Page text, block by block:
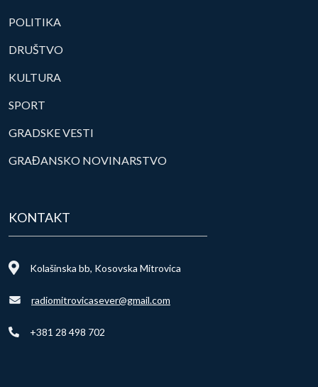
POLITIKA
DRUŠTVO
KULTURA
SPORT
GRADSKE VESTI
GRAĐANSKO NOVINARSTVO
KONTAKT
Kolašinska bb, Kosovska Mitrovica
radiomitrovicasever@gmail.com
+381 28 498 702